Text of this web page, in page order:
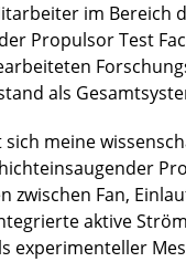
im
Propulsor Test
als
meine
zwischen Fan,
aktive
experimenteller